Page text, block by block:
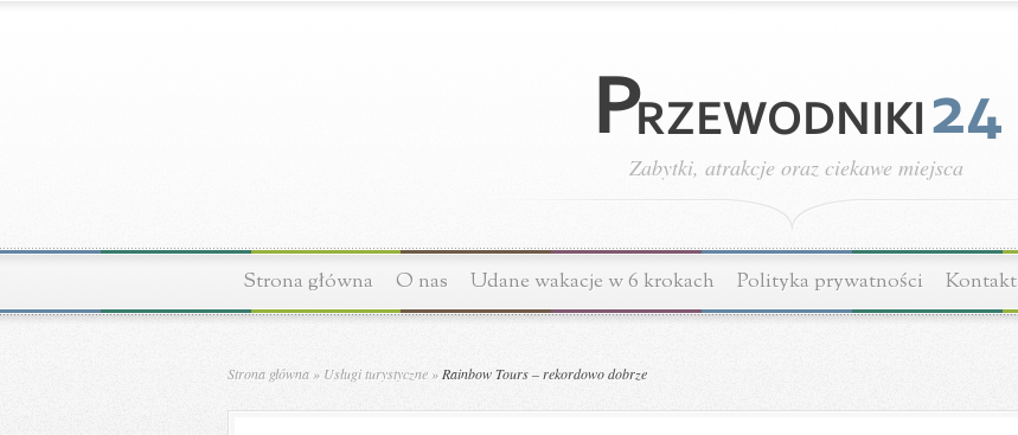
Zabytki, atrakcje oraz ciekawe miejsca
Strona główna O nas Udane wakacje w 6 krokach Polityka prywatności Kontakt
Strona główna » Usługi turystyczne » Rainbow Tours – rekordowo dobrze